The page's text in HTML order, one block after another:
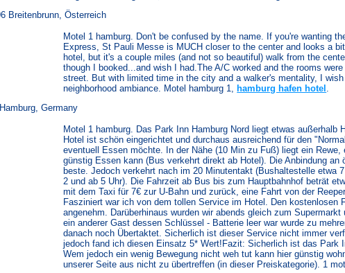
Breitenbrunn, Österreich
Motel 1 hamburg. Don't be confused by the name. If you're wanting
Express, St Pauli Messe is MUCH closer to the center and looks a
hotel, but it's a couple miles (and not so beautiful) walk from the
though I booked...and wish I had.The A/C worked and the rooms
street. But with limited time in the city and a walker's mentality, I
neighborhood ambiance. Motel hamburg 1, hamburg hafen hotel .
Germany
Motel 1 hamburg. Das Park Inn Hamburg Nord liegt etwas außerhalb
Hotel ist schön eingerichtet und durchaus ausreichend für den
eventuell Essen möchte. In der Nähe (10 Min zu Fuß) liegt ein
günstig Essen kann (Bus verkehrt direkt ab Hotel). Die Anbindung
beste. Jedoch verkehrt nach im 20 Minutentakt (Bushaltestelle etwa
2 und ab 5 Uhr). Die Fahrzeit ab Bus bis zum Hauptbahnhof beträt
mit dem Taxi für 7€ zur U-Bahn und zurück, eine Fahrt von der
Fasziniert war ich von dem tollen Service im Hotel. Den kostenlosen
angenehm. Darüberhinaus wurden wir abends gleich zum
ein anderer Gast dessen Schlüssel - Batterie leer war wurde zu
danach noch Übertaktet. Sicherlich ist dieser Service nicht immer
jedoch fand ich diesen Einsatz 5* Wert!Fazit: Sicherlich ist das Park
Wem jedoch ein wenig Bewegung nicht weh tut kann hier günstig
unserer Seite aus nicht zu übertreffen (in dieser Preiskategorie). 1